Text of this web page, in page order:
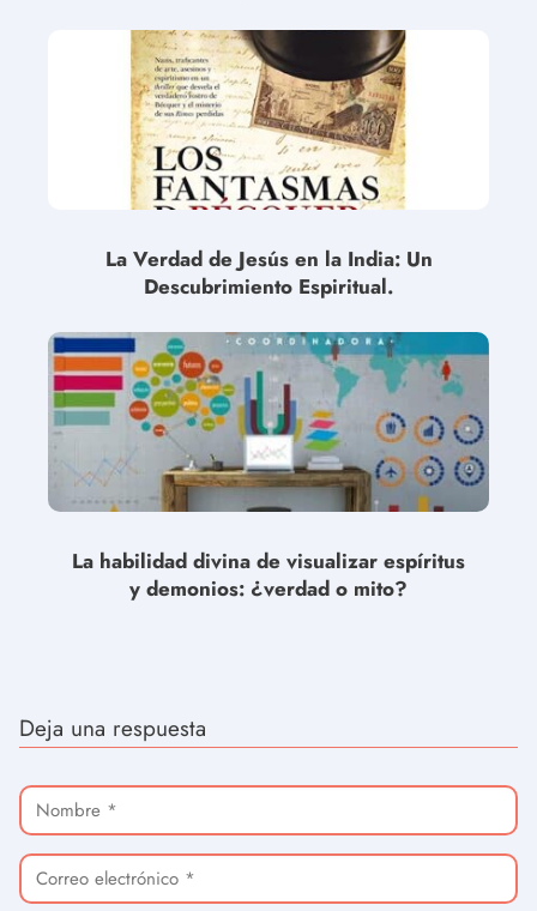
La Verdad de Jesús en la India: Un
Descubrimiento Espiritual.
La habilidad divina de visualizar espíritus
y demonios: ¿verdad o mito?
Deja una respuesta